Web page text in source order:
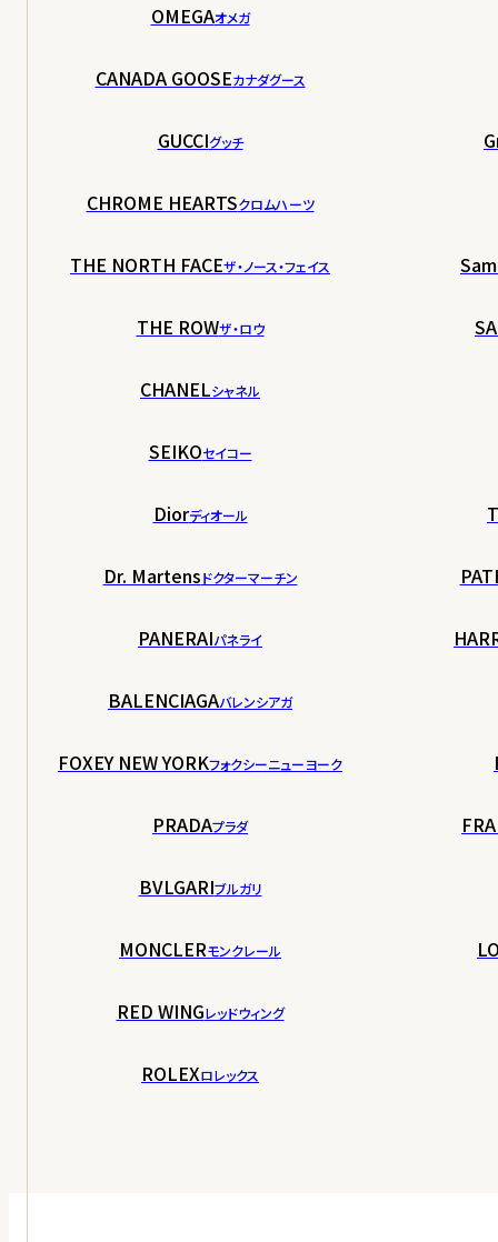
OMEGAオメガ
CANADA GOOSEカナダグース
GUCCIグッチ
CHROME HEARTSクロムハーツ
THE NORTH FACEザ・ノース・フェイス
THE ROWザ・ロウ
CHANELシャネル
SEIKOセイコー
Diorディオール
Dr. Martensドクターマーチン
PANERAIパネライ
BALENCIAGAバレンシアガ
FOXEY NEW YORKフォクシーニューヨーク
PRADAプラダ
BVLGARIブルガリ
MONCLERモンクレール
RED WINGレッドウィング
ROLEXロレックス